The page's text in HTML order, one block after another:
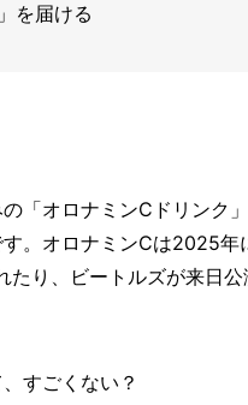
を届ける
「オロナミンCドリンク
。オロナミンCは2025
り、ビートルズが来日
すごくない？